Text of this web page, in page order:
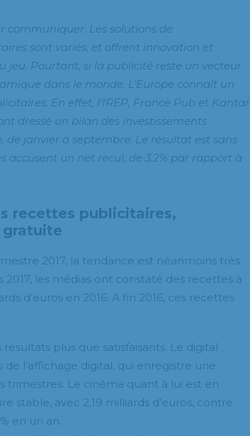
communiquer. Les solutions de
sont variés, et offrent innovation et
jeu. Pourtant, si la publicité reste un vecteur
dans le monde, L’Europe connaît un
En effet, l’IREP, France Pub et Kantar
dressé un bilan des investissements
janvier à septembre. Le résultat est sans
accusent un net recul, de 3.2% par rapport à
recettes publicitaires,
gratuite
2017, la tendance est néanmoins très
les médias ont constaté des recettes à
d’euros en 2016. A fin 2016, ces recettes
plus que satisfaisants. Le digital
l’affichage digital, qui enregistre une
trimestres. Le cinéma quant à lui est en
stable, avec 2,19 milliards d’euros, contre
en un an.